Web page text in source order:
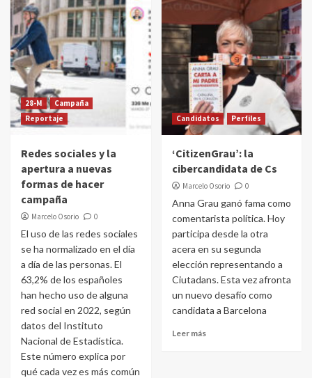
28-M
Campaña
Reportaje
Redes sociales y la
apertura a nuevas
formas de hacer
campaña
Marcelo Osorio 0
El uso de las redes sociales
se ha normalizado en el día
a día de las personas. El
63,2% de los españoles
han hecho uso de alguna
red social en 2022, según
datos del Instituto
Nacional de Estadística.
Este número explica por
qué cada vez es más común
Candidatos Perfiles
‘CitizenGrau’: la
cibercandidata de Cs
Marcelo Osorio 0
Anna Grau ganó fama como
comentarista política. Hoy
participa desde la otra
acera en su segunda
elección representando a
Ciutadans. Esta vez afronta
un nuevo desafío como
candidata a Barcelona
Leer más